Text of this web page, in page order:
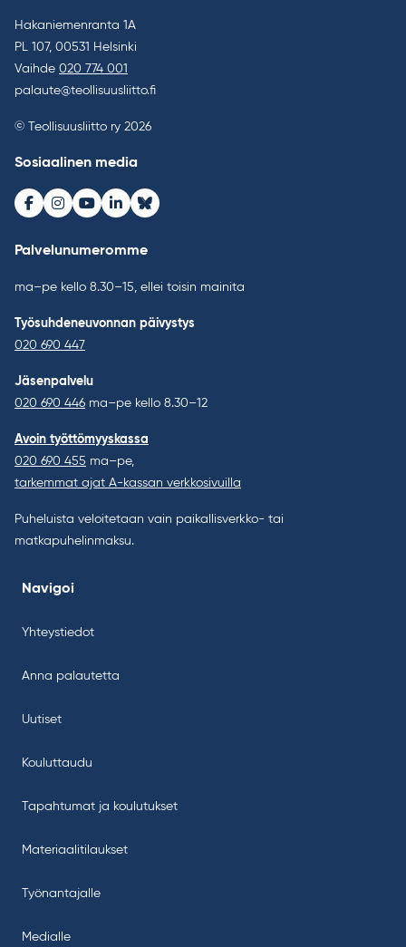
Hakaniemenranta 1A
PL 107, 00531 Helsinki
Vaihde 020 774 001
palaute@teollisuusliitto.fi
© Teollisuusliitto ry 2026
Sosiaalinen media
Facebook
Instagram
Youtube
LinkedInBluesky
Palvelunumeromme
ma–pe kello 8.30–15, ellei toisin mainita
Työsuhdeneuvonnan päivystys
020 690 447
Jäsenpalvelu
020 690 446 ma–pe kello 8.30–12
Avoin työttömyyskassa
020 690 455 ma–pe,
tarkemmat ajat A-kassan verkkosivuilla
Puheluista veloitetaan vain paikallisverkko- tai
matkapuhelinmaksu.
Navigoi
Yhteystiedot
Anna palautetta
Uutiset
Kouluttaudu
Tapahtumat ja koulutukset
Materiaalitilaukset
Työnantajalle
Medialle